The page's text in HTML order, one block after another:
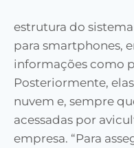
estrutura do
para smartphones,
informações como
Posteriormente,
nuvem e, sempre
acessadas por
empresa. “Para